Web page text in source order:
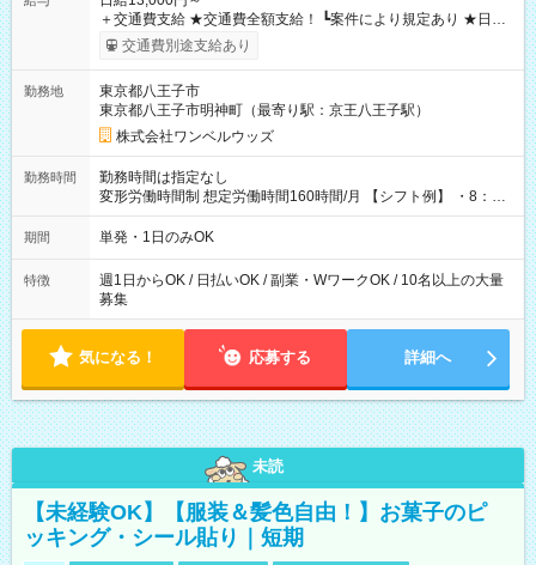
＋交通費支給 ★交通費全額支給！ ┗案件により規定あり ★日払
いOK！（規定あり） ┗働いたその日に現金GET♪ お仕事後はコ
ンビニATMから 日払い分を引き落とせます！ 【試用期間】試
交通費別途支給あり
勤務地
東京都八王子市
東京都八王子市明神町（最寄り駅：京王八王子駅）
株式会社ワンベルウッズ
勤務時間
勤務時間は指定なし
変形労働時間制 想定労働時間160時間/月 【シフト例】 ・8：00
～21：00
期間 単発・1日のみOK
特徴
週1日からOK / 日払いOK / 副業・WワークOK / 10名以上の大量
募集
気になる！ 応募する 詳細へ
未読
【未経験OK】【服装＆髪色自由！】お菓子のピ
ッキング・シール貼り｜短期